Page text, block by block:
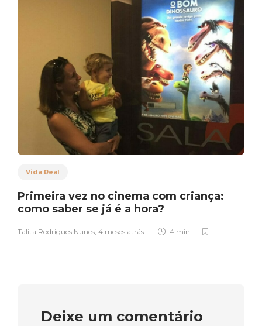
Vida Real
Primeira vez no cinema com criança:
como saber se já é a hora?
Talita Rodrigues Nunes, 4 meses atrás 4 min
Deixe um comentário